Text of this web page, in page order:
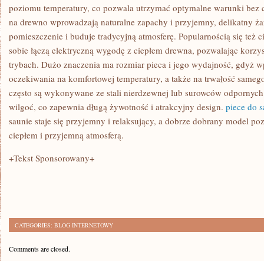
ICH
CZĘSTO
WYBIERANE
RODZAJE
poziomu temperatury, co pozwala utrzymać optymalne warunki bez
na drewno wprowadzają naturalne zapachy i przyjemny, delikatny
pomieszczenie i buduje tradycyjną atmosferę. Popularnością się też
sobie łączą elektryczną wygodę z ciepłem drewna, pozwalając
trybach. Dużo znaczenia ma rozmiar pieca i jego wydajność, gdyż
oczekiwania na komfortowej temperatury, a także na trwałość
często są wykonywane ze stali nierdzewnej lub surowców
wilgoć, co zapewnia długą żywotność i atrakcyjny design. piece do
saunie staje się przyjemny i relaksujący, a dobrze dobrany model
ciepłem i przyjemną atmosferą.
+Tekst Sponsorowany+
CATEGORIES: BLOG INTERNETOWY
Comments are closed.